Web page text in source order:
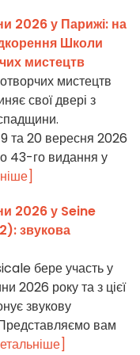
2026 у Парижі: на
Школи
мистецтв
мистецтв
свої двері з
та 20 вересня 2026
43-го видання у
2026 у Seine
звукова
бере участь у
2026 року та з цієї
звукову
вам